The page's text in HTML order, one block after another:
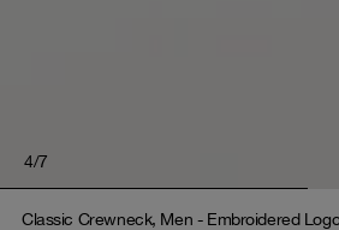
4/7
Classic Crewneck, Men - Embroidered